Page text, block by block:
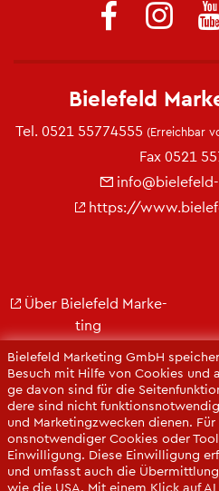
Bie­le­feld Mar­ke­ting GmbH
Be­such mit Hilfe von Coo­kies und
ge davon sind für die
de­re sind nicht
und Mar­ke­ting­zwe­cken die­nen.
ons­not­wen­di­ger Coo­kies oder
Ein­wil­li­gung. Diese Ein­wil­li­gung
und um­fasst auch die
wie die USA. Mit einem Klick auf
Bie­le­feld
Tel. 0521 55774555 (Er­reich­bar
Fax 0521
https://​
Über Bie­le­feld Mar­ke­
ting
Jobs
Kon­takt
Ge­schäfts­be­richt
Pres­se